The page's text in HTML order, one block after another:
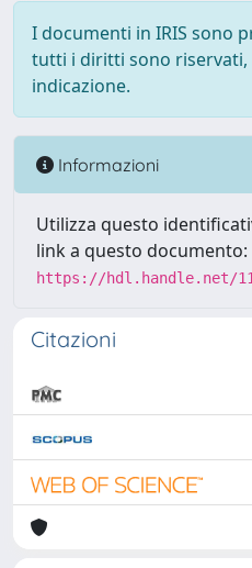
I documenti in IRIS sono
tutti i diritti sono riservati,
indicazione.
Informazioni
Utilizza questo
link a questo documento:
https://hdl.handle.net/
Citazioni